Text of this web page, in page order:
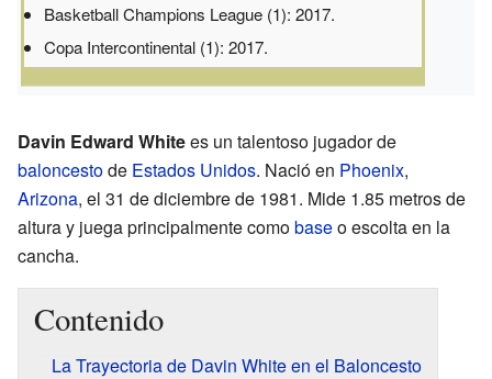
Basketball Champions League (1): 2017.
Copa Intercontinental (1): 2017.
Davin Edward Whitees un talentoso jugador de
baloncestode Estados Unidos. Nació en Phoenix,
Arizona, el 31 de diciembre de 1981. Mide 1.85 metros de
altura y juega principalmente comobaseo escolta en la
cancha.
Contenido
La Trayectoria de Davin White en el Baloncesto